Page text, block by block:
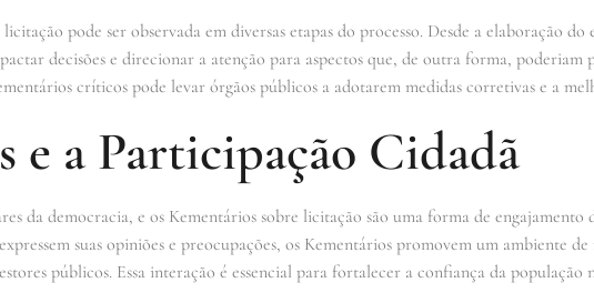
pode ser observada em diversas etapas do processo. Desde a elaboração do
decisões e direcionar a atenção para aspectos que, de outra forma, poderiam
críticos pode levar órgãos públicos a adotarem medidas corretivas e a
e a Participação Cidadã
da democracia, e os Kementários sobre licitação são uma forma de engajamento
suas opiniões e preocupações, os Kementários promovem um ambiente
públicos. Essa interação é essencial para fortalecer a confiança da população